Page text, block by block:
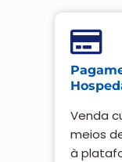
Venda
meios
à